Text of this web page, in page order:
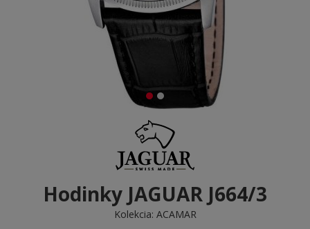
Hodinky JAGUAR J664/3
Kolekcia: ACAMAR